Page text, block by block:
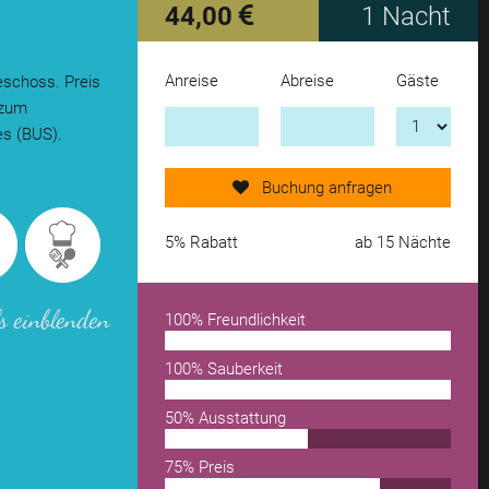
Preis
(BUS).
einblenden
44,00 1 Nacht
Anreise Abreise Gäste
Buchung anfragen
5% Rabatt ab 15 Nächte
100% Freundlichkeit
100% Sauberkeit
50% Ausstattung
75% Preis